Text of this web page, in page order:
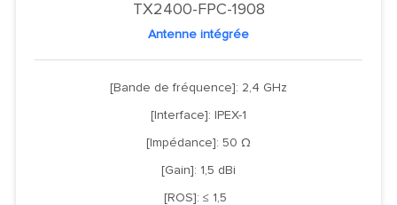
TX2400-FPC-1908
Antenne intégrée
[Bande de fréquence]: 2,4 GHz
[Interface]: IPEX-1
[Impédance]: 50 Ω
[Gain]: 1,5 dBi
[ROS]: ≤ 1,5